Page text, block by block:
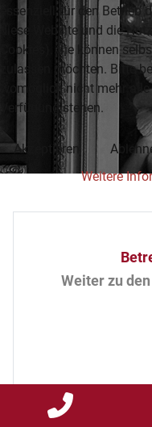
Weiter zu
essenziell für den Betrieb
diese Website und die
Cookies). Sie können
zulassen möchten. Bitte
womöglich nicht mehr
Verfügung stehen.
Akzeptieren
Weitere